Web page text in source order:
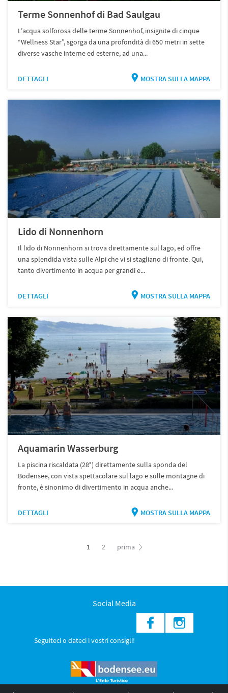
Terme Sonnenhof di Bad Saulgau
L’acqua solforosa delle terme Sonnenhof, insignite di cinque
“Wellness Star”, sgorga da una profondità di 650 metri in sette
diverse vasche interne ed esterne, ad una...
DETTAGLI MOSTRA SULLA MAPPA
Lido di Nonnenhorn
Il lido di Nonnenhorn si trova direttamente sul lago, ed offre
una splendida vista sulle Alpi che vi si stagliano di fronte. Qui,
tanto divertimento in acqua per grandi e...
DETTAGLI MOSTRA SULLA MAPPA
Aquamarin Wasserburg
La piscina riscaldata (28°) direttamente sulla sponda del
Bodensee, con vista spettacolare sul lago e sulle montagne di
fronte, è sinonimo di divertimento in acqua anche...
DETTAGLI MOSTRA SULLA MAPPA
1 2 prima
Social Media
Seguiteci o dateci i vostri consigli!